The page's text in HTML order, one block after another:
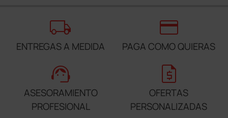
local_shipping
ENTREGAS A MEDIDA
credit_card
PAGA COMO QUIERAS
support_agent
ASESORAMIENTO
PROFESIONAL
request_quote
OFERTAS
PERSONALIZADAS